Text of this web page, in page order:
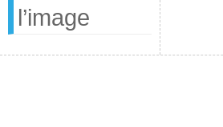
l’image